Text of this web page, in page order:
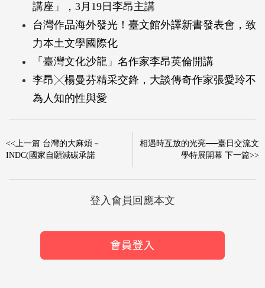
講座」，3月19日李昂主講
台灣作品海外發光！臺文館外譯新書發表會，致
力本土文學國際化
「臺灣文化沙龍」名作家李昂英倫開講
李昂╳楊曼芬精采交鋒，大談傳奇作家張愛玲不
為人知的性與愛
<<上一篇 台灣的大麻煩－
INDC(國家自願減碳承諾
相遇時互放的光亮──臺日交流文
學特展開幕 下一篇>>
登入會員回應本文